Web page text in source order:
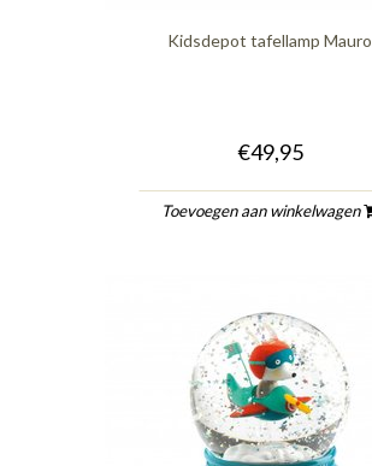
Kidsdepot tafellamp Mauro
€49,95
Toevoegen aan winkelwagen